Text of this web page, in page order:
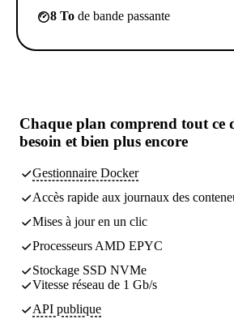
8 To de bande passante
Chaque plan comprend tout ce
besoin et bien plus encore
Gestionnaire Docker
Accès rapide aux journaux des
Mises à jour en un clic
Processeurs AMD EPYC
Stockage SSD NVMe
Vitesse réseau de 1 Gb/s
API publique